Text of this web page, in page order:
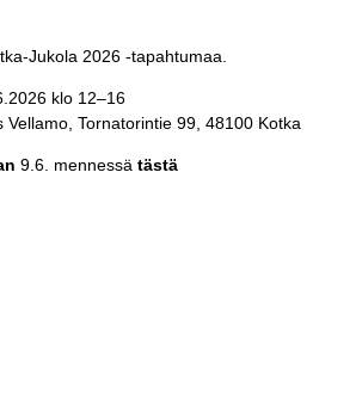
Jukola 2026 -tapahtumaa.
klo 12–16
Vellamo, Tornatorintie 99, 48100 Kotka
9.6. mennessätästä